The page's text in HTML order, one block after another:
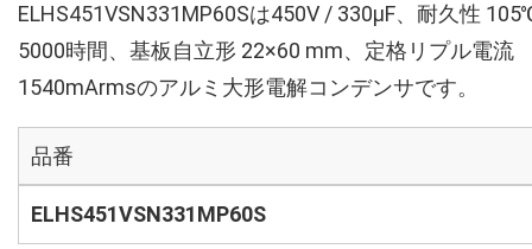
ELHS451VSN331MP60Sは450V / 330µF、耐久性
5000時間、基板自立形 22×60 mm、定格リプル電流
1540mArmsのアルミ大形電解コンデンサです。
品番
ELHS451VSN331MP60S